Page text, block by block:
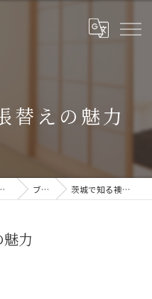
替えの魅力
金沢屋 大洗・鹿嶋店 ブログ 茨城で知る襖張替えの魅力
力